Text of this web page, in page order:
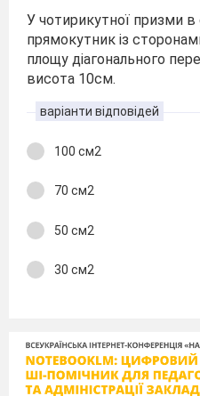
У чотирикутної призми в
прямокутник із
площу діагонального
висота 10см.
варіанти відповідей
100 см2
70 см2
50 см2
30 см2